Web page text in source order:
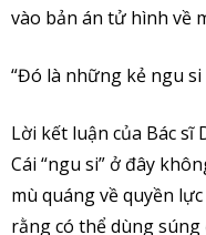
vào bản án tử hình về
“Đó là những kẻ ngu si
Lời kết luận của Bác sĩ
Cái “ngu si” ở đây
mù quáng về quyền
rằng có thể dùng